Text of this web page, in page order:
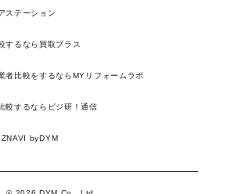
ステーション
するなら買取プラス
者比較をするならMYリフォームラボ
較するならビジ研！通信
byDYM